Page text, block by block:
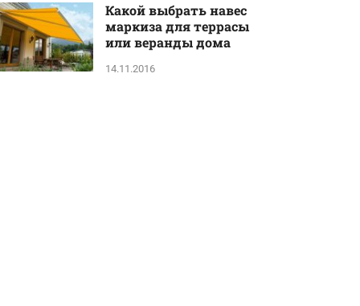
Какой выбрать навес
маркиза для террасы
или веранды дома
14.11.2016